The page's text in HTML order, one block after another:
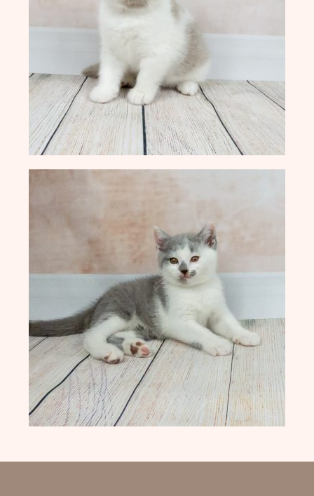
Die Frage nach dem Preis
Unsere Ausstellungserfolge
Ehemalige Zuchttiere
Die Regenbogenbrücke
Pfotenbuch
Kontakt
Impressum & Datenschutz